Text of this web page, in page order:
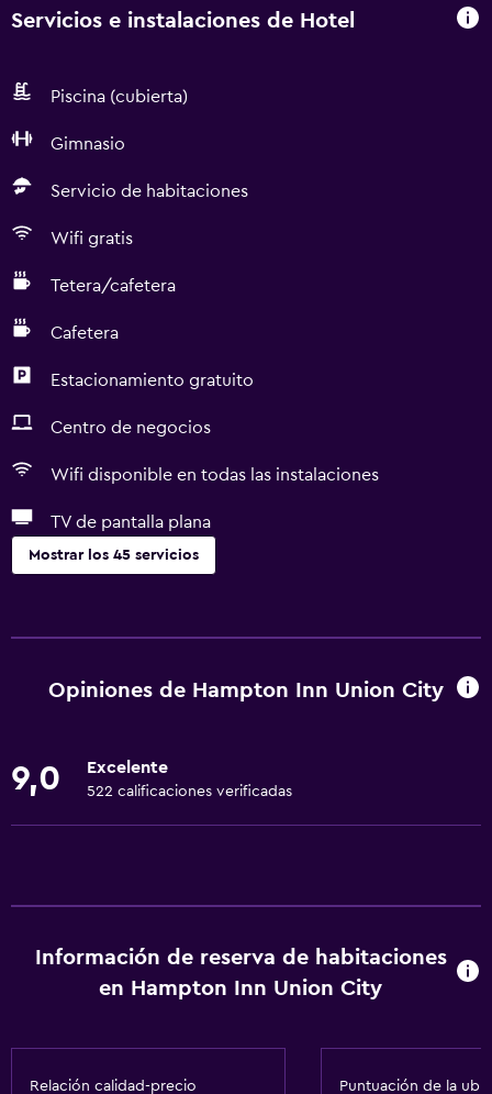
Servicios e instalaciones de Hotel
Piscina (cubierta)
Gimnasio
Servicio de habitaciones
Wifi gratis
Tetera/cafetera
Cafetera
Estacionamiento gratuito
Centro de negocios
Wifi disponible en todas las instalaciones
TV de pantalla plana
Mostrar los 45 servicios
Tetera/cafetera
Máquina expendedora (bebidas)
Servicios básicos
Internet
Aire acondicionado
Opiniones de Hampton Inn Union City
9,0 Excelente
522 calificaciones verificadas
Información de reserva de habitaciones
en Hampton Inn Union City
Relación calidad-precio Puntuación de la